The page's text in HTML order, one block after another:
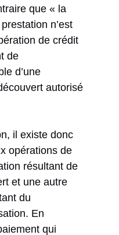
que « la
n’est
de crédit
de
d’une
autorisé
il existe donc
opérations de
résultant de
et une autre
du
En
qui